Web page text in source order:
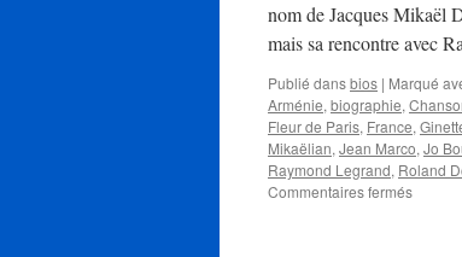
nom de Jacques Mikaël
mais sa rencontre avec
Publié dansbios | Marqué
Arménie, biographie,
Fleur de Paris, France,
Mikaëlian, Jean Marco, Jo
Raymond Legrand, Roland
Commentaires ferméssur